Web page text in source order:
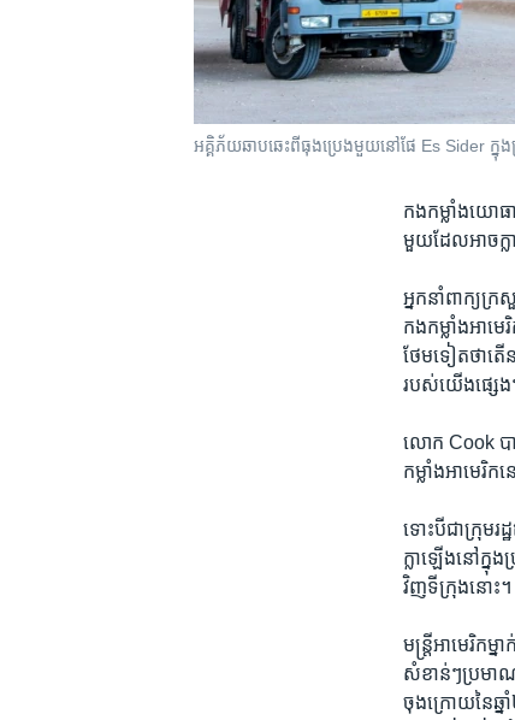
អគ្គិភ័យ​ឆាប​ឆេះ​ពី​ធុង​ប្រេង​មួយ​នៅ​ផែ Es Sider ក្នុ
កង​កម្លាំង​យោធ
មួយ​ដែល​អាច​ក្ល
អ្នក​នាំ​ពាក្យ​ក្
កងកម្លាំង​អាម
ថែម​ទៀត​ថា​តើ​
របស់​យើង​ផ្សេ
លោក Cook ប
កម្លាំង​អាមេរិ
ទោះ​បី​ជា​ក្រុម​រ
ក្លា​ឡើង​នៅ​ក្នុ
វិញ​ទីក្រុង​នោះ។​
មន្ត្រី​អាមេរិក​
សំខាន់ៗ​ប្រមា
ចុងក្រោយ​នៃ​ឆ្